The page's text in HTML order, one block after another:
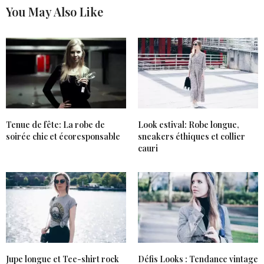
You May Also Like
Tenue de fête: La robe de
soirée chic et écoresponsable
Look estival: Robe longue,
sneakers éthiques et collier
cauri
Jupe longue et Tee-shirt rock Défis Looks : Tendance vintage